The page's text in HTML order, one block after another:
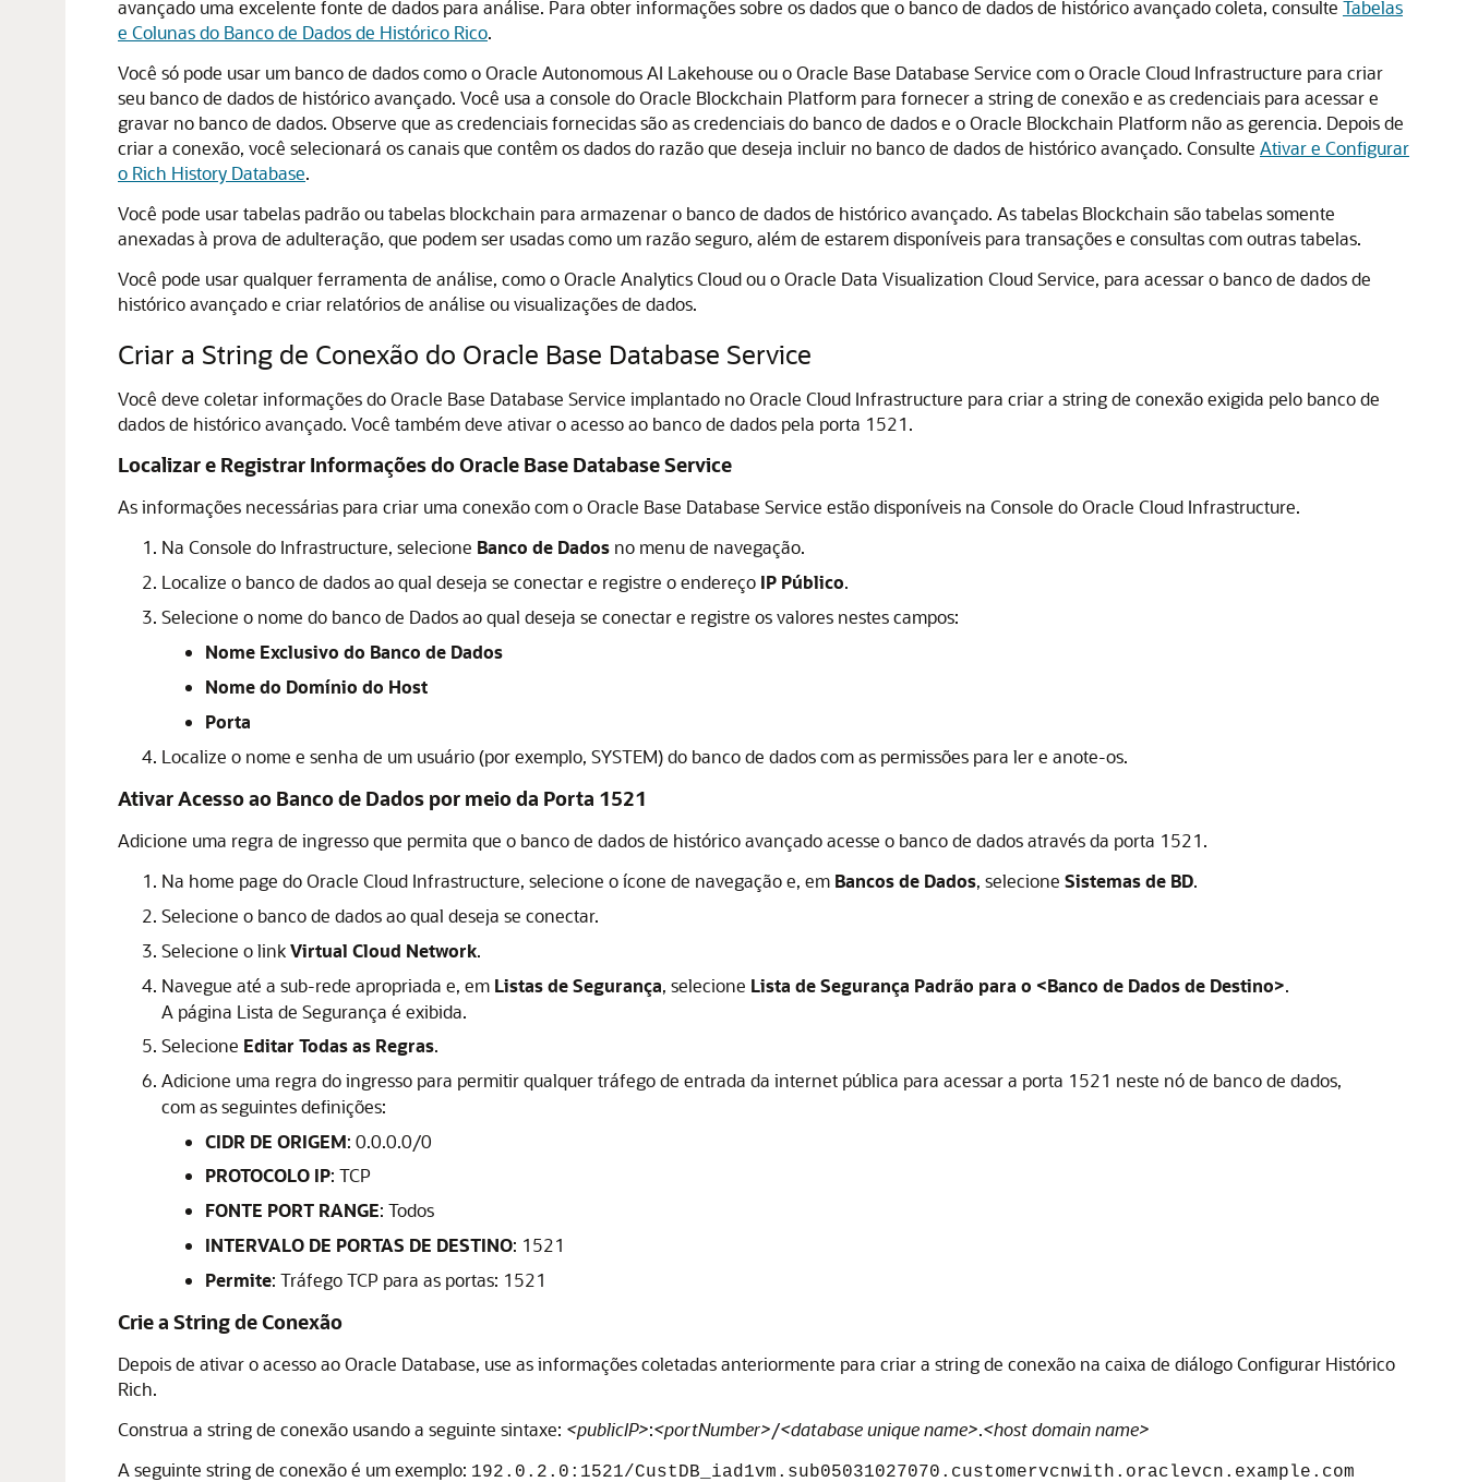
avançado uma excelente fonte de dados para análise. Para obter informações sobre os dados que o banco de dados de histórico avançado coleta, consulte Tabelas
e Colunas do Banco de Dados de Histórico Rico.
Você só pode usar um banco de dados como oOracle Autonomous AI Lakehouse ou oOracle Base Database Service com oOracle Cloud Infrastructure para criar
seu banco de dados de histórico avançado. Você usa a console doOracle Blockchain Platform para fornecer a string de conexão e as credenciais para acessar e
gravar no banco de dados. Observe que as credenciais fornecidas são as credenciais do banco de dados e oOracle Blockchain Platform não as gerencia. Depois de
criar a conexão, você selecionará os canais que contêm os dados do razão que deseja incluir no banco de dados de histórico avançado. Consulte Ativar e Configurar
o Rich History Database.
Você pode usar tabelas padrão ou tabelas blockchain para armazenar o banco de dados de histórico avançado. As tabelas Blockchain são tabelas somente
anexadas à prova de adulteração, que podem ser usadas como um razão seguro, além de estarem disponíveis para transações e consultas com outras tabelas.
Você pode usar qualquer ferramenta de análise, como oOracle Analytics Cloudou oOracle Data Visualization Cloud Service, para acessar o banco de dados de
histórico avançado e criar relatórios de análise ou visualizações de dados.
Criar a String de Conexão do Oracle Base Database Service
Você deve coletar informações doOracle Base Database Service implantado noOracle Cloud Infrastructure para criar a string de conexão exigida pelo banco de
dados de histórico avançado. Você também deve ativar o acesso ao banco de dados pela porta 1521.
Localizar e Registrar Informações doOracle Base Database Service
As informações necessárias para criar uma conexão com oOracle Base Database Service estão disponíveis na Console doOracle Cloud Infrastructure.
Na Console do Infrastructure, selecione Banco de Dados no menu de navegação.
Localize o banco de dados ao qual deseja se conectar e registre o endereço IP Público.
Selecione o nome do banco de Dados ao qual deseja se conectar e registre os valores nestes campos:
Nome Exclusivo do Banco de Dados
Nome do Domínio do Host
Porta
Localize o nome e senha de um usuário (por exemplo, SYSTEM) do banco de dados com as permissões para ler e anote-os.
Ativar Acesso ao Banco de Dados por meio da Porta 1521
Adicione uma regra de ingresso que permita que o banco de dados de histórico avançado acesse o banco de dados através da porta 1521.
Na home page doOracle Cloud Infrastructure, selecione o ícone de navegação e, em Bancos de Dados, selecione Sistemas de BD.
Selecione o banco de dados ao qual deseja se conectar.
Selecione o linkVirtual Cloud Network.
Navegue até a sub-rede apropriada e, em Listas de Segurança, selecione Lista de Segurança Padrão para o <Banco de Dados de Destino>.
A página Lista de Segurança é exibida.
Selecione Editar Todas as Regras.
Adicione uma regra do ingresso para permitir qualquer tráfego de entrada da internet pública para acessar a porta 1521 neste nó de banco de dados,
com as seguintes definições:
CIDR DE ORIGEM: 0.0.0.0/0
PROTOCOLO IP: TCP
FONTE PORT RANGE: Todos
INTERVALO DE PORTAS DE DESTINO: 1521
Permite: Tráfego TCP para as portas: 1521
Crie a String de Conexão
Depois de ativar o acesso ao Oracle Database, use as informações coletadas anteriormente para criar a string de conexão na caixa de diálogoConfigurar Histórico
Rich.
Construa a string de conexão usando a seguinte sintaxe: <publicIP>:<portNumber>/<database unique name>.<host domain name>
A seguinte string de conexão é um exemplo: 192.0.2.0:1521/CustDB_iad1vm.sub05031027070.customervcnwith.oraclevcn.example.com